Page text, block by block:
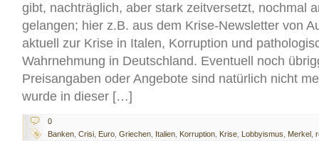
gibt, nachträglich, aber stark zeitversetzt, nochmal
gelangen; hier z.B. aus dem Krise-Newsletter von
aktuell zur Krise in Italen, Korruption und
Wahrnehmung in Deutschland. Eventuell noch
Preisangaben oder Angebote sind natürlich nicht
wurde in dieser […]
0
Banken Crisi Euro Griechen Italien Korruption Krise Lobbyismus Merkel